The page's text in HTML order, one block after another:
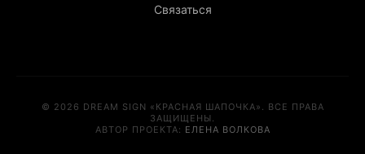
Связаться
© 2026 DREAM SIGN «КРАСНАЯ ШАПОЧКА». ВСЕ ПРАВА
ЗАЩИЩЕНЫ.
АВТОР ПРОЕКТА: ЕЛЕНА ВОЛКОВА